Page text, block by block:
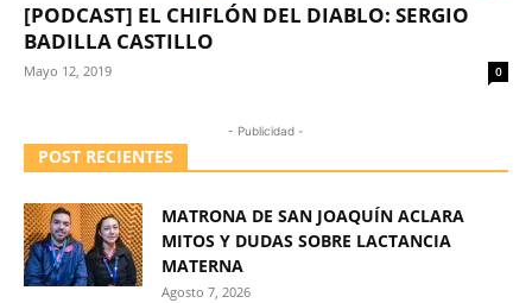
[PODCAST] EL CHIFLÓN DEL DIABLO: SERGIO
BADILLA CASTILLO
Mayo 12, 2019 0
- Publicidad -
POST RECIENTES
MATRONA DE SAN JOAQUÍN ACLARA
MITOS Y DUDAS SOBRE LACTANCIA
MATERNA
Agosto 7, 2026